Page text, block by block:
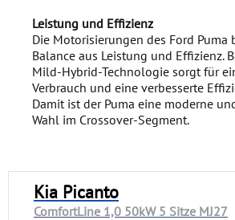
Leistung und Effizienz
Die Motorisierungen des Ford Puma
Balance aus Leistung und Effizienz.
Mild-Hybrid-Technologie sorgt für
Verbrauch und eine verbesserte
Damit ist der Puma eine moderne
Wahl im Crossover-Segment.
Kia Picanto
ComfortLine 1,0 50kW 5 Sitze MJ27